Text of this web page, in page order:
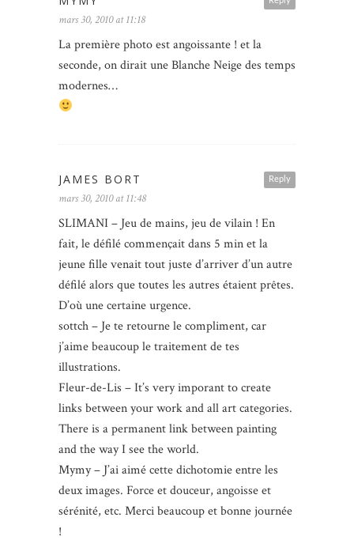
mars 30, 2010 at 11:18
La première photo est angoissante ! et la
seconde, on dirait une Blanche Neige des temps
modernes…
Reply
JAMES BORT
mars 30, 2010 at 11:48
SLIMANI – Jeu de mains, jeu de vilain ! En
fait, le défilé commençait dans 5 min et la
jeune fille venait tout juste d’arriver d’un autre
défilé alors que toutes les autres étaient prêtes.
D’où une certaine urgence.
sottch – Je te retourne le compliment, car
j’aime beaucoup le traitement de tes
illustrations.
Fleur-de-Lis – It’s very imporant to create
links between your work and all art categories.
There is a permanent link between painting
and the way I see the world.
Mymy – J’ai aimé cette dichotomie entre les
deux images. Force et douceur, angoisse et
sérénité, etc. Merci beaucoup et bonne journée
!